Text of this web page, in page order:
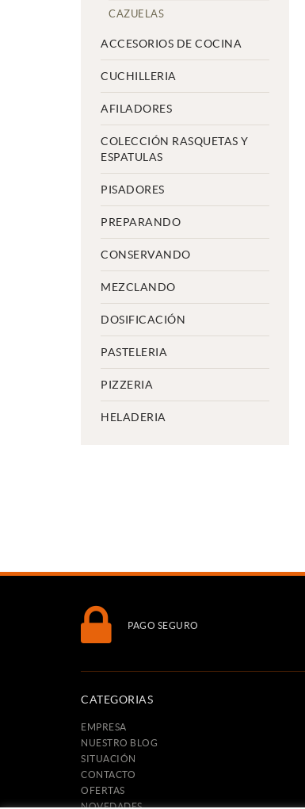
CAZUELAS
ACCESORIOS DE COCINA
CUCHILLERIA
AFILADORES
COLECCIÓN RASQUETAS Y
ESPATULAS
PISADORES
PREPARANDO
CONSERVANDO
MEZCLANDO
DOSIFICACIÓN
PASTELERIA
PIZZERIA
HELADERIA
PAGO SEGURO
CATEGORIAS
EMPRESA
NUESTRO BLOG
SITUACIÓN
CONTACTO
OFERTAS
NOVEDADES